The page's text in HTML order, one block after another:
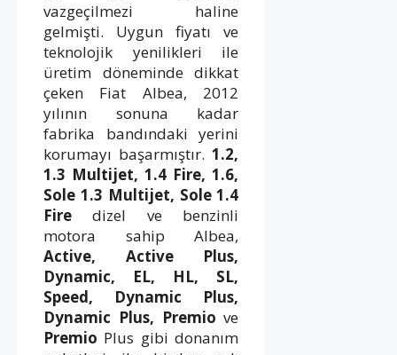
vazgeçilmezi haline
gelmişti. Uygun fiyatı ve
teknolojik yenilikleri ile
üretim döneminde dikkat
çeken Fiat Albea, 2012
yılının sonuna kadar
fabrika bandındaki yerini
korumayı başarmıştır.1.2,
1.3 Multijet, 1.4 Fire, 1.6,
Sole 1.3 Multijet, Sole 1.4
Fire dizel ve benzinli
motora sahip Albea,
Active, Active Plus,
Dynamic, EL, HL, SL,
Speed, Dynamic Plus,
Dynamic Plus, Premio ve
Premio Plus gibi donanım